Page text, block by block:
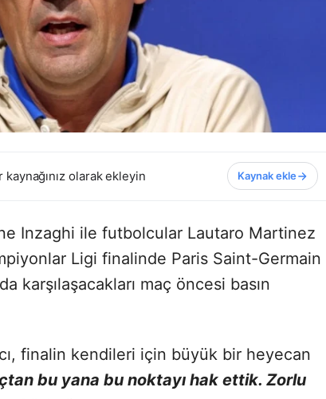
olarak ekleyin Kaynak ekle
Inzaghi ile futbolcular Lautaro Martinez
Ligi finalinde Paris Saint-Germain
karşılaşacakları maç öncesi basın
finalin kendileri için büyük bir heyecan
bu yana bu noktayı hak ettik. Zorlu